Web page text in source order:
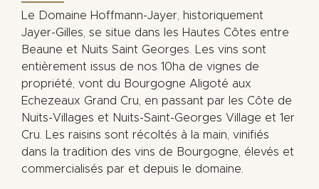
Le Domaine Hoffmann-Jayer, historiquement
Jayer-Gilles, se situe dans les Hautes Côtes entre
Beaune et Nuits Saint Georges. Les vins sont
entièrement issus de nos 10ha de vignes de
propriété, vont du Bourgogne Aligoté aux
Echezeaux Grand Cru, en passant par les Côte de
Nuits-Villages et Nuits-Saint-Georges Village et 1er
Cru. Les raisins sont récoltés à la main, vinifiés
dans la tradition des vins de Bourgogne, élevés et
commercialisés par et depuis le domaine.